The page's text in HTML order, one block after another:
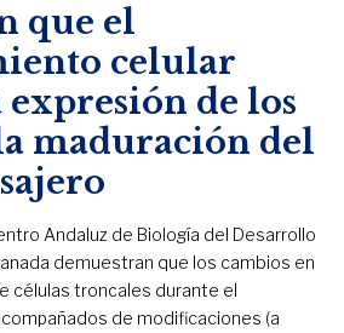
que el
celular
expresión de los
maduración del
Andaluz de Biología del Desarrollo
demuestran que los cambios en
células troncales durante el
de modificaciones (a